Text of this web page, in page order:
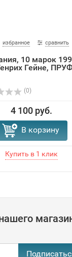
избранное сравнить
10 марок
Гейне,
(0)
4 100 руб.
В корзину